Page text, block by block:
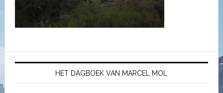
HET DAGBOEK VAN MARCEL MOL